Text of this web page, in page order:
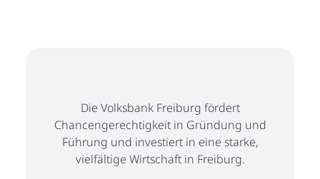
Die Volksbank Freiburg fördert
Chancengerechtigkeit in Gründung und
Führung und investiert in eine starke,
vielfältige Wirtschaft in Freiburg.